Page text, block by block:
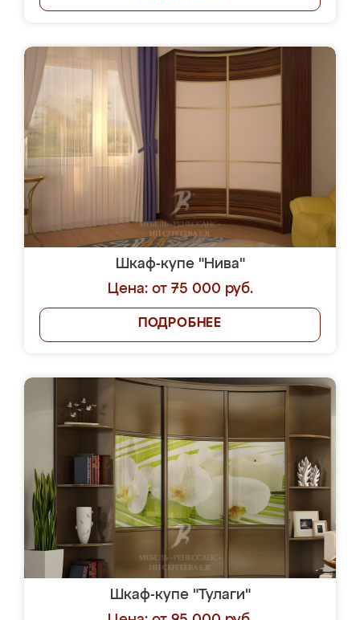
Шкаф-купе "Нива"
Цена: от 75 000 руб.
ПОДРОБНЕЕ
Шкаф-купе "Тулаги"